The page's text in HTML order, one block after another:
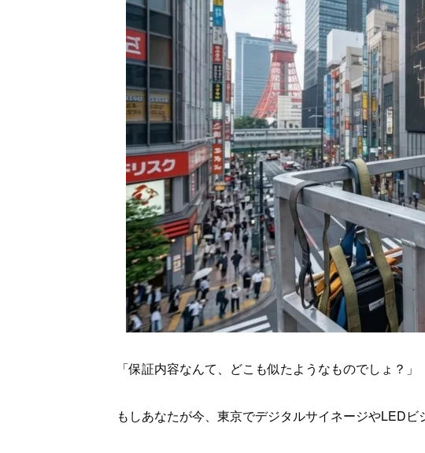
「保証内容なんて、どこも似たようなものでしょ？」
もしあなたが今、東京でデジタルサイネージやLED